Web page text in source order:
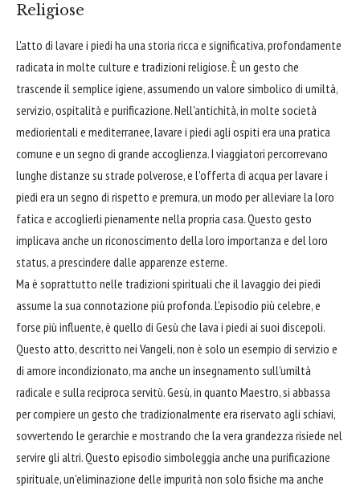
Religiose
L'atto di lavare i piedi ha una storia ricca e significativa, profondamente
radicata in molte culture e tradizioni religiose. È un gesto che
trascende il semplice igiene, assumendo un valore simbolico di umiltà,
servizio, ospitalità e purificazione. Nell'antichità, in molte società
mediorientali e mediterranee, lavare i piedi agli ospiti era una pratica
comune e un segno di grande accoglienza. I viaggiatori percorrevano
lunghe distanze su strade polverose, e l'offerta di acqua per lavare i
piedi era un segno di rispetto e premura, un modo per alleviare la loro
fatica e accoglierli pienamente nella propria casa. Questo gesto
implicava anche un riconoscimento della loro importanza e del loro
status, a prescindere dalle apparenze esterne.
Ma è soprattutto nelle tradizioni spirituali che il lavaggio dei piedi
assume la sua connotazione più profonda. L'episodio più celebre, e
forse più influente, è quello di Gesù che lava i piedi ai suoi discepoli.
Questo atto, descritto nei Vangeli, non è solo un esempio di servizio e
di amore incondizionato, ma anche un insegnamento sull'umiltà
radicale e sulla reciproca servitù. Gesù, in quanto Maestro, si abbassa
per compiere un gesto che tradizionalmente era riservato agli schiavi,
sovvertendo le gerarchie e mostrando che la vera grandezza risiede nel
servire gli altri. Questo episodio simboleggia anche una purificazione
spirituale, un'eliminazione delle impurità non solo fisiche ma anche